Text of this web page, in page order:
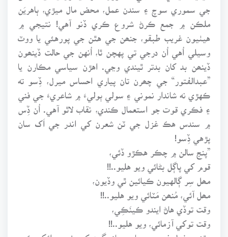
جي سموري سوچ ۽ سندن عمل، محض مال ميڙي، ٻاهريَن
ملڪن ۾ جمع ڪرڻ شروع ڪري ڏنو آهي! نتيجي ۾
هيٺيون غريب طبقو، جنھن جي هٿن جي پورهئي يا ووٽ
وسيلي اُهي اُن درجي تي پهچن ٿا، اُنهن جي حالت ڏينھون
ڏينھن بد کان بدتر ٿيندي وڃي. اهڙن سياسي مڪارن يا
”عبدالفتور“ جي چھرن تان پياري احساس ميرل، ڏِسو ته
ڪهڙي نه شاندار نموني ۽ سولي ٻوليءَ ۾ شاعريءَ جي فني
۽ فڪري قوت جو استعمال ڪندي، نقاب لاٿو آهي. اُن ڏِس
۾ سندس هڪ غزل جي ٽن شعرن کي اندر جي اَک سان
پڙهي ڏِسو!
”پنج سالن ۾ چڪر هڪڙو ڏئي،
قوم کي پاڳل بڻائي ويو هليو..!!
مھل سِر ڳالهيون ڪيائين ٿي وڏيون،
مھل آئي، مُنھن مَٽائي ويو هليو..!!
وقت توڏي هاڻ ايندو ڪينَڪِي،
وقت توکي آزمائي، ويو هليو..!!
مٿئين غزل ذريعي سياسي بازيگرن کي خوب وائکو ڪيو